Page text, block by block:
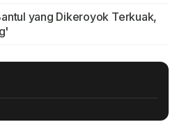
yang Dikeroyok Terkuak,